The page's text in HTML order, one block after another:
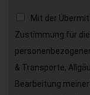
Mit der
Zustimmung für
& Transporte,
Bearbeitung